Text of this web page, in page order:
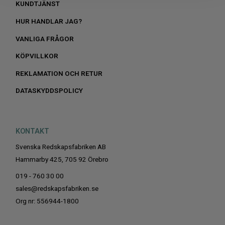
KUNDTJÄNST
HUR HANDLAR JAG?
VANLIGA FRÅGOR
KÖPVILLKOR
REKLAMATION OCH RETUR
DATASKYDDSPOLICY
KONTAKT
Svenska Redskapsfabriken AB
Hammarby 425, 705 92 Örebro
019 - 760 30 00
sales@redskapsfabriken.se
Org nr: 556944-1800